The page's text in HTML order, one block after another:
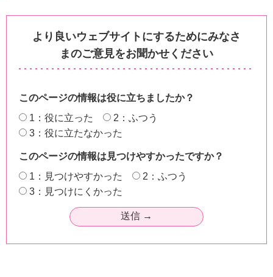
より良いウェブサイトにするためにみなさ
まのご意見をお聞かせください
このページの情報は役に立ちましたか？
1：役に立った
2：ふつう
3：役に立たなかった
このページの情報は見つけやすかったですか？
1：見つけやすかった
2：ふつう
3：見つけにくかった